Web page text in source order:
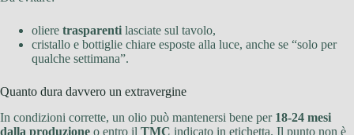
oliere trasparenti lasciate sul tavolo,
cristallo e bottiglie chiare esposte alla luce, anche se “solo per
qualche settimana”.
Quanto dura davvero un extravergine
In condizioni corrette, un olio può mantenersi bene per 18-24 mesi
dalla produzione o entro il TMC indicato in etichetta. Il punto non è